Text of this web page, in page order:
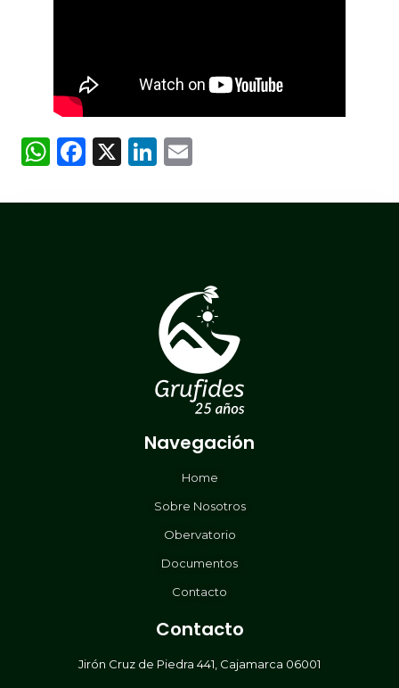
WhatsApp
Facebook
X LinkedIn
Navegación
Home
Sobre Nosotros
Obervatorio
Documentos
Contacto
Contacto
Jirón Cruz de Piedra 441, Cajamarca 06001